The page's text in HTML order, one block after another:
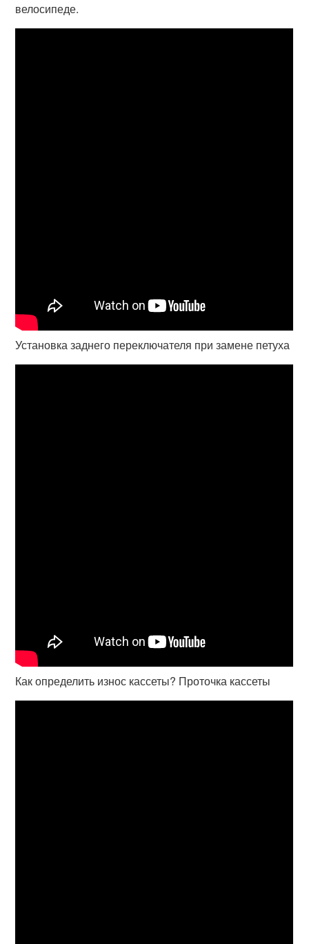
велосипеде.
Установка заднего переключателя при замене петуха
Как определить износ кассеты? Проточка кассеты